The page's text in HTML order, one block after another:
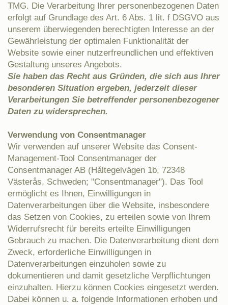
TMG. Die Verarbeitung Ihrer personenbezogenen Daten
erfolgt auf Grundlage des Art. 6 Abs. 1 lit. f DSGVO aus
unserem überwiegenden berechtigten Interesse an der
Gewährleistung der optimalen Funktionalität der
Website sowie einer nutzerfreundlichen und effektiven
Gestaltung unseres Angebots.
Sie haben das Recht aus Gründen, die sich aus Ihrer
besonderen Situation ergeben, jederzeit dieser
Verarbeitungen Sie betreffender personenbezogener
Daten zu widersprechen.
Verwendung von Consentmanager
Wir verwenden auf unserer Website das Consent-
Management-Tool Consentmanager der
Consentmanager AB (Håltegelvägen 1b, 72348
Västerås, Schweden; "Consentmanager"). Das Tool
ermöglicht es Ihnen, Einwilligungen in
Datenverarbeitungen über die Website, insbesondere
das Setzen von Cookies, zu erteilen sowie von Ihrem
Widerrufsrecht für bereits erteilte Einwilligungen
Gebrauch zu machen. Die Datenverarbeitung dient dem
Zweck, erforderliche Einwilligungen in
Datenverarbeitungen einzuholen sowie zu
dokumentieren und damit gesetzliche Verpflichtungen
einzuhalten. Hierzu können Cookies eingesetzt werden.
Dabei können u. a. folgende Informationen erhoben und